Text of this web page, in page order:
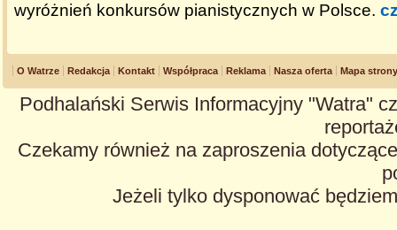
wyróżnień konkursów pianistycznych w Polsce.
O Watrze Redakcja Kontakt Współpraca Reklama Nasza oferta Mapa strony
Podhalański Serwis Informacyjny "Watra"
Czekamy również na zaproszenia
Jeżeli tylko dysponować